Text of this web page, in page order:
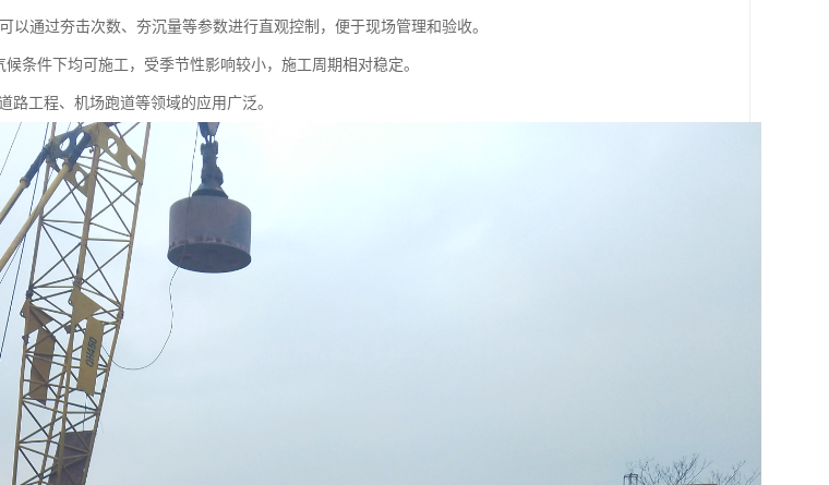
以通过夯击次数、夯沉量等参数进行直观控制，便于现场管理和验收。
条件下均可施工，受季节性影响较小，施工周期相对稳定。
路工程、机场跑道等领域的应用广泛。